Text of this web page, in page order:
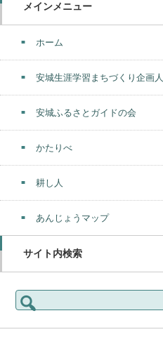
メインメニュー
ホーム
安城生涯学習まちづくり企画人
安城ふるさとガイドの会
かたりべ
耕し人
あんじょうマップ
サイト内検索
検
索: